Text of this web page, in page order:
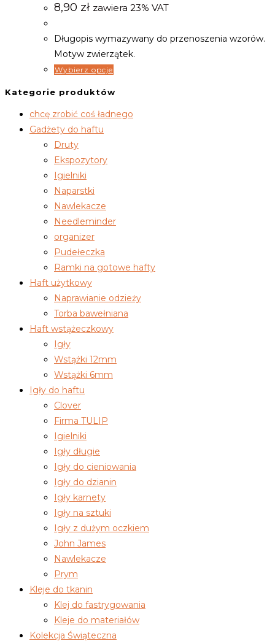
8,90 zł zawiera 23% VAT
Długopis wymazywany do przenoszenia wzorów.
Motyw zwierzątek.
Wybierz opcje
Kategorie produktów
chcę zrobić coś ładnego
Gadżety do haftu
Druty
Ekspozytory
Igielniki
Naparstki
Nawlekacze
Needleminder
organizer
Pudełeczka
Ramki na gotowe hafty
Haft użytkowy
Naprawianie odzieży
Torba bawełniana
Haft wstążeczkowy
Igły
Wstążki 12mm
Wstążki 6mm
Igły do haftu
Clover
Firma TULIP
Igielniki
Igły długie
Igły do cieniowania
Igły do dzianin
Igły karnety
Igły na sztuki
Igły z dużym oczkiem
John James
Nawlekacze
Prym
Kleje do tkanin
Klej do fastrygowania
Kleje do materiałów
Kolekcja Świąteczna